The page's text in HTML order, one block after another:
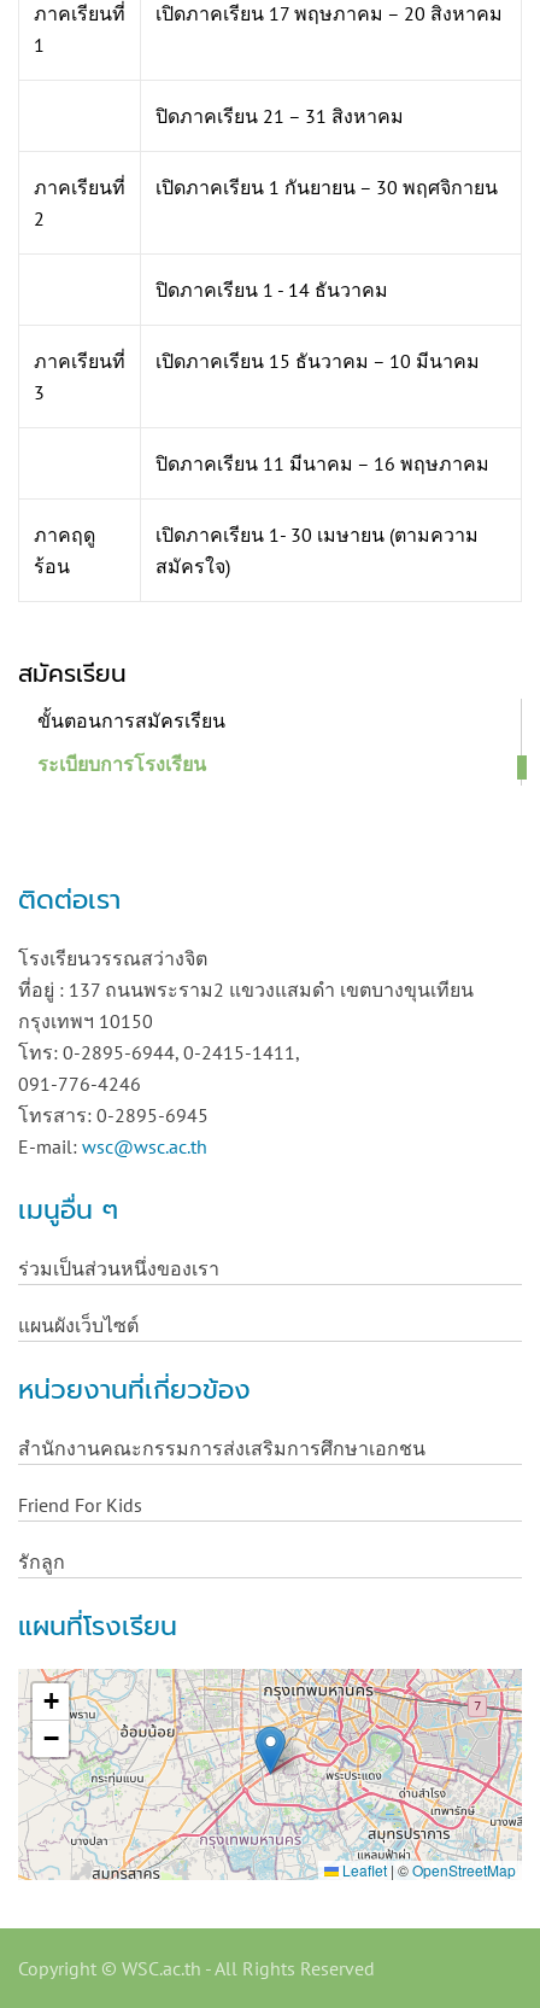
ภาคเรียนที่
1
เปิดภาคเรียน 17 พฤษภาคม – 20 สิงหาคม
ปิดภาคเรียน 21 – 31 สิงหาคม
ภาคเรียนที่
2
เปิดภาคเรียน 1 กันยายน – 30 พฤศจิกายน
ปิดภาคเรียน 1 - 14 ธันวาคม
ภาคเรียนที่
3
เปิดภาคเรียน 15 ธันวาคม – 10 มีนาคม
ปิดภาคเรียน 11 มีนาคม – 16 พฤษภาคม
ภาคฤดู
ร้อน
เปิดภาคเรียน 1- 30 เมษายน (ตามความ
สมัครใจ)
สมัครเรียน
ขั้นตอนการสมัครเรียน
ระเบียบการโรงเรียน
ติดต่อเรา
โรงเรียนวรรณสว่างจิต
ที่อยู่ : 137 ถนนพระราม2 แขวงแสมดำ เขตบางขุนเทียน
กรุงเทพฯ 10150
โทร: 0-2895-6944, 0-2415-1411,
091-776-4246
โทรสาร: 0-2895-6945
E-mail: wsc@wsc.ac.th
เมนูอื่น ๆ
ร่วมเป็นส่วนหนึ่งของเรา
แผนผังเว็บไซต์
หน่วยงานที่เกี่ยวข้อง
สำนักงานคณะกรรมการส่งเสริมการศึกษาเอกชน
Friend For Kids
รักลูก
แผนที่โรงเรียน
+
−
Leaflet | ©OpenStreetMap
Copyright © WSC.ac.th - All Rights Reserved